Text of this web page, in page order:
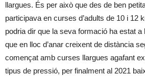
llargues. És per això que des de ben
participava en curses d’adults de 10 i 12
podria dir que la seva formació ha estat a
que en lloc d’anar creixent de distància
començat amb curses llargues agafant
tipus de pressió, per finalment al 2021